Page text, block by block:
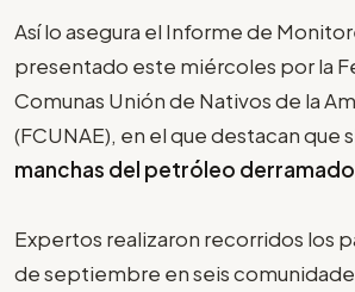
Así lo asegura el Informe de
presentado este miércoles por la
Comunas Unión de Nativos de la
(FCUNAE), en el que destacan que
manchas del petróleo derramado
Expertos realizaron recorridos los
de septiembre en seis